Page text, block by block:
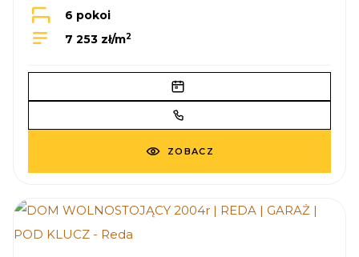
6 pokoi
7 253 zł/m2
ZOBACZ